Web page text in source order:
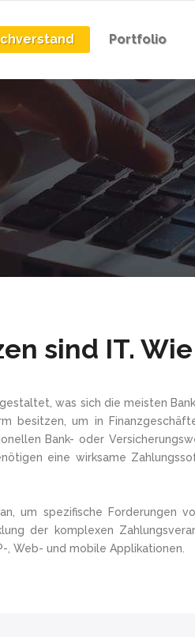
Portfolio
sind IT.
was sich die meisten
besitzen, um in
Bank- oder
eine wirksame
um spezifische Forderungen
der komplexen
Web- und mobile Applikationen.